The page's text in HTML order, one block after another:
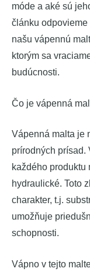
móde a aké sú
článku odpovieme
našu vápennú
ktorým sa
budúcnosti.
Čo je vápenná
Vápenná malta je
prírodných prísad.
každého
hydraulické. Toto
charakter, t.j.
umožňuje
schopnosti.
Vápno v tejto